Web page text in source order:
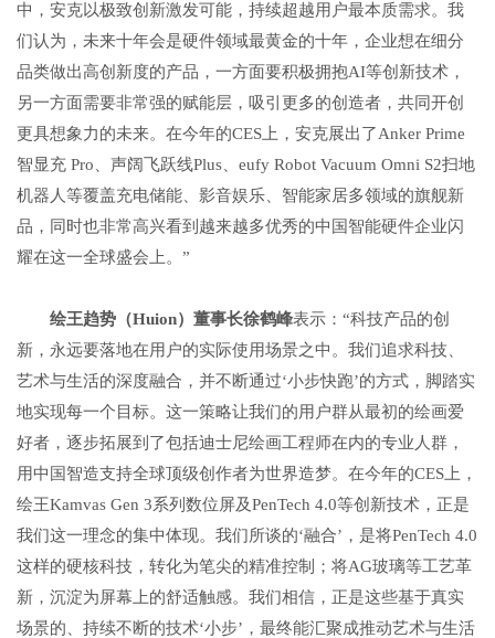
中，安克以极致创新激发可能，持续超越用户最本质需求。我
们认为，未来十年会是硬件领域最黄金的十年，企业想在细分
品类做出高创新度的产品，一方面要积极拥抱AI等创新技术，
另一方面需要非常强的赋能层，吸引更多的创造者，共同开创
更具想象力的未来。在今年的CES上，安克展出了Anker Prime
智显充 Pro、声阔飞跃线Plus、eufy Robot Vacuum Omni S2扫地
机器人等覆盖充电储能、影音娱乐、智能家居多领域的旗舰新
品，同时也非常高兴看到越来越多优秀的中国智能硬件企业闪
耀在这一全球盛会上。”
绘王趋势（Huion）董事长徐鹤峰表示：“科技产品的创
新，永远要落地在用户的实际使用场景之中。我们追求科技、
艺术与生活的深度融合，并不断通过‘小步快跑’的方式，脚踏实
地实现每一个目标。这一策略让我们的用户群从最初的绘画爱
好者，逐步拓展到了包括迪士尼绘画工程师在内的专业人群，
用中国智造支持全球顶级创作者为世界造梦。在今年的CES上，
绘王Kamvas Gen 3系列数位屏及PenTech 4.0等创新技术，正是
我们这一理念的集中体现。我们所谈的‘融合’，是将PenTech 4.0
这样的硬核科技，转化为笔尖的精准控制；将AG玻璃等工艺革
新，沉淀为屏幕上的舒适触感。我们相信，正是这些基于真实
场景的、持续不断的技术‘小步’，最终能汇聚成推动艺术与生活